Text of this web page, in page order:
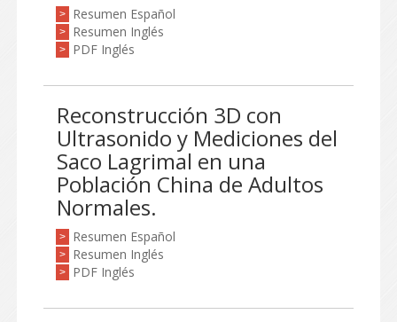
> Resumen Español
> Resumen Inglés
> PDF Inglés
Reconstrucción 3D con
Ultrasonido y Mediciones del
Saco Lagrimal en una
Población China de Adultos
Normales.
> Resumen Español
> Resumen Inglés
> PDF Inglés